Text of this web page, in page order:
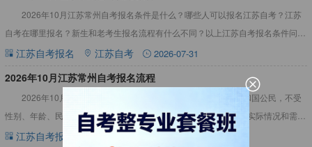
2026年10月江苏常州自考报名条件是什么？哪些人可以报名江苏自考？江苏
自考在哪里报名？新生和老考生报名流程有什么不同？以上江苏自考报名条件问题
本文为考生一一解答。2026年10月江苏常州自考报名条件
江苏自考报名 江苏自考 2026-07-31
2026年10月江苏常州自考报名流程
2026年10月江苏常州自考报名流程是什么？凡是中华人民共和国公民，不受
性别、年龄、民族、学历、身体健康状况等限制，均可根据本人的实际情况和需
要，注册报考江苏高等教育自学考试。2026年10月江苏常州
江苏自考报名 江苏自考 2026-07-29